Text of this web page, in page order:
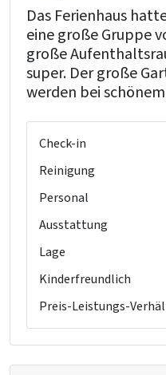
Schlafzimmer 15
Waschbecken: 1
Einzelbett: 2
Badezimmer 4
Dusche: 1
Toilette: 1
Dusche: 1
Toilette
Das Ferienhaus
eine große Gruppe
große
super. Der große
werden bei
Check-in
Reinigung
Personal
Ausstattung
Lage
Kinderfreundlich
Preis-Leistungs-